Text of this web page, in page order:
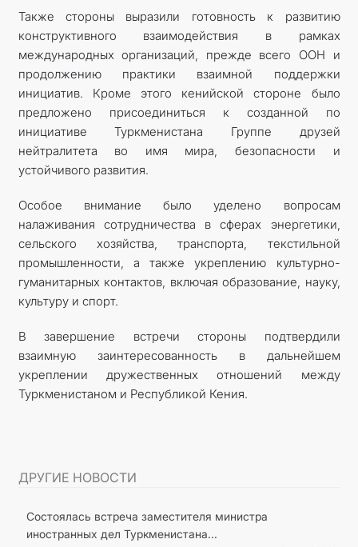
Также стороны выразили готовность к развитию
конструктивного взаимодействия в рамках
международных организаций, прежде всего ООН и
продолжению практики взаимной поддержки
инициатив. Кроме этого кенийской стороне было
предложено присоединиться к созданной по
инициативе Туркменистана Группе друзей
нейтралитета во имя мира, безопасности и
устойчивого развития.
Особое внимание было уделено вопросам
налаживания сотрудничества в сферах энергетики,
сельского хозяйства, транспорта, текстильной
промышленности, а также укреплению культурно-
гуманитарных контактов, включая образование, науку,
культуру и спорт.
В завершение встречи стороны подтвердили
взаимную заинтересованность в дальнейшем
укреплении дружественных отношений между
Туркменистаном и Республикой Кения.
ДРУГИЕ НОВОСТИ
Состоялась встреча заместителя министра
иностранных дел Туркменистана...